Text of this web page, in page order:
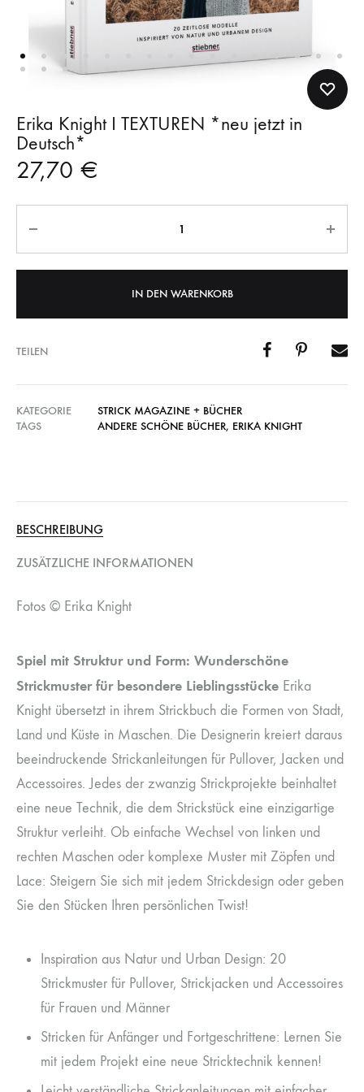
Erika Knight I TEXTUREN *neu jetzt in
Deutsch*
27,70 €
IN DEN WARENKORB
TEILEN
KATEGORIE
STRICK MAGAZINE + BÜCHER
TAGS
ANDERE SCHÖNE BÜCHER, ERIKA KNIGHT
BESCHREIBUNG
ZUSÄTZLICHE INFORMATIONEN
Fotos © Erika Knight
Spiel mit Struktur und Form: Wunderschöne
Strickmuster für besondere Lieblingsstücke Erika
Knight übersetzt in ihrem Strickbuch die Formen von Stadt,
Land und Küste in Maschen. Die Designerin kreiert daraus
beeindruckende Strickanleitungen für Pullover, Jacken und
Accessoires. Jedes der zwanzig Strickprojekte beinhaltet
eine neue Technik, die dem Strickstück eine einzigartige
Struktur verleiht. Ob einfache Wechsel von linken und
rechten Maschen oder komplexe Muster mit Zöpfen und
Lace: Steigern Sie sich mit jedem Strickdesign oder geben
Sie den Stücken Ihren persönlichen Twist!
Inspiration aus Natur und Urban Design: 20
Strickmuster für Pullover, Strickjacken und Accessoires
für Frauen und Männer
Stricken für Anfänger und Fortgeschrittene: Lernen Sie
mit jedem Projekt eine neue Stricktechnik kennen!